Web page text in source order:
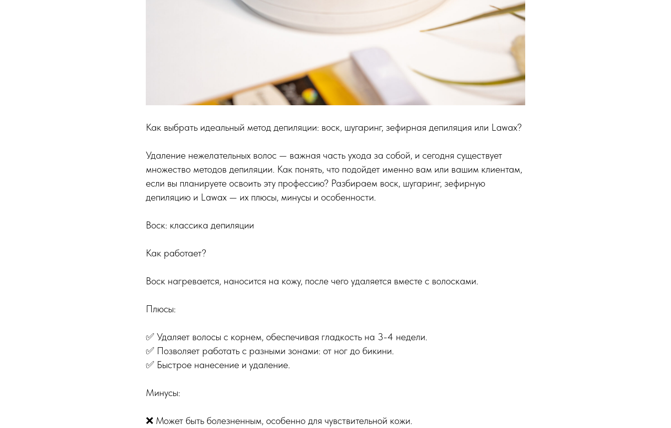
Как выбрать идеальный метод депиляции: воск, шугаринг, зефирная депиляция или Lawax?
Удаление нежелательных волос — важная часть ухода за собой, и сегодня существует
множество методов депиляции. Как понять, что подойдет именно вам или вашим клиентам,
если вы планируете освоить эту профессию? Разбираем воск, шугаринг, зефирную
депиляцию и Lawax — их плюсы, минусы и особенности.
Воск: классика депиляции
Как работает?
Воск нагревается, наносится на кожу, после чего удаляется вместе с волосками.
Плюсы:
✅ Удаляет волосы с корнем, обеспечивая гладкость на 3-4 недели.
✅ Позволяет работать с разными зонами: от ног до бикини.
✅ Быстрое нанесение и удаление.
Минусы:
❌ Может быть болезненным, особенно для чувствительной кожи.